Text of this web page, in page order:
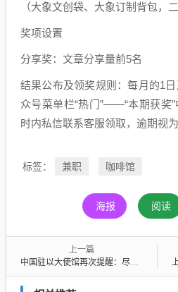
（大象文创袋、大象订制背包，二
奖项设置
分享奖：文章分享量前5名
结果公布及领奖规则：每月的1
众号菜单栏“热门”——“本期获奖
时内私信联系客服领取，逾期视为
标签： 兼职 咖啡馆
海报 阅读
上一篇
中国驻以大使馆再次提醒：尽快回国或转移撤离至安全地区 上海